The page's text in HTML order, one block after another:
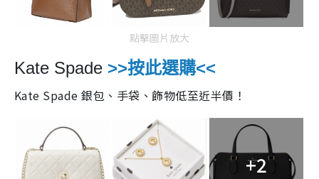
點擊圖片放大
Kate Spade >>按此選購<<
Kate Spade 銀包、手袋、飾物低至近半價！
+2